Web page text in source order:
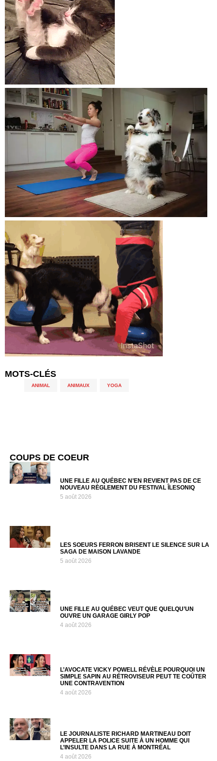
MOTS-CLÉS
ANIMAL ANIMAUX YOGA
COUPS DE COEUR
UNE FILLE AU QUÉBEC N’EN REVIENT PAS DE CE
NOUVEAU RÈGLEMENT DU FESTIVAL ÎLESONIQ
5 août 2026
LES SOEURS FERRON BRISENT LE SILENCE SUR LA
SAGA DE MAISON LAVANDE
5 août 2026
UNE FILLE AU QUÉBEC VEUT QUE QUELQU’UN
OUVRE UN GARAGE GIRLY POP
4 août 2026
L’AVOCATE VICKY POWELL RÉVÈLE POURQUOI UN
SIMPLE SAPIN AU RÉTROVISEUR PEUT TE COÛTER
UNE CONTRAVENTION
4 août 2026
LE JOURNALISTE RICHARD MARTINEAU DOIT
APPELER LA POLICE SUITE À UN HOMME QUI
L’INSULTE DANS LA RUE À MONTRÉAL
4 août 2026